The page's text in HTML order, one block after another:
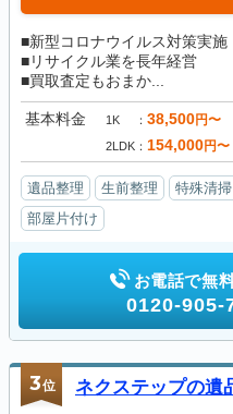
■新型コロナウイルス対策実施
■リサイクル業を長年経営
■買取査定もおまか...
基本料金 1K 38,500円〜
2LDK 154,000円〜
遺品整理 生前整理 特殊清掃
部屋片付け
お電話で無
0120-905-
3位 ネクステップの遺